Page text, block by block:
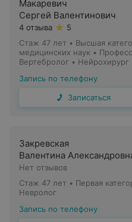
поражение
инфекционные болезни
демиелинизирующие
Симптомы, при
рекомендована
частая головная боль
приступообразная
Макаревич
Сергей Валентинович
4 отзыва
5
Стаж 47 лет • Высшая
медицинских наук •
Вертебролог • Нейрохирург
Запись по телефону
Записаться
Закревская
Валентина
Нет отзывов
Стаж 47 лет • Первая
Невролог
Запись по телефону